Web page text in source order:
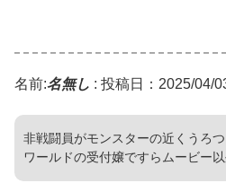
名前:名無し : 投稿日：2025/04/
非戦闘員がモンスターの近くうろ
ワールドの受付嬢ですらムービー